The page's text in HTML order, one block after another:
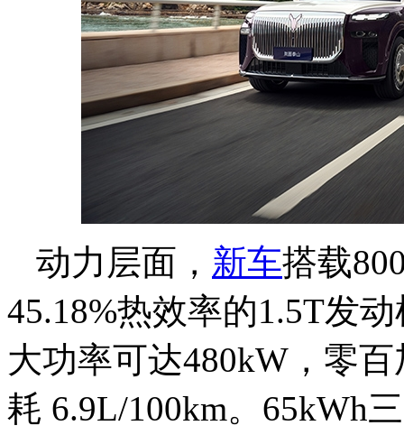
动力层面， 新车搭载
45.18%热效率的1.5T发
大功率可达480kW，零
耗 6.9L/100km。65kWh